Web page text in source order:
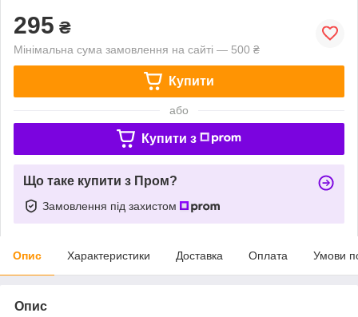
295 ₴
Мінімальна сума замовлення на сайті — 500 ₴
Купити
або
Купити з
Що таке купити з Пром?
Замовлення під захистом
Опис Характеристики Доставка Оплата Умови
Опис